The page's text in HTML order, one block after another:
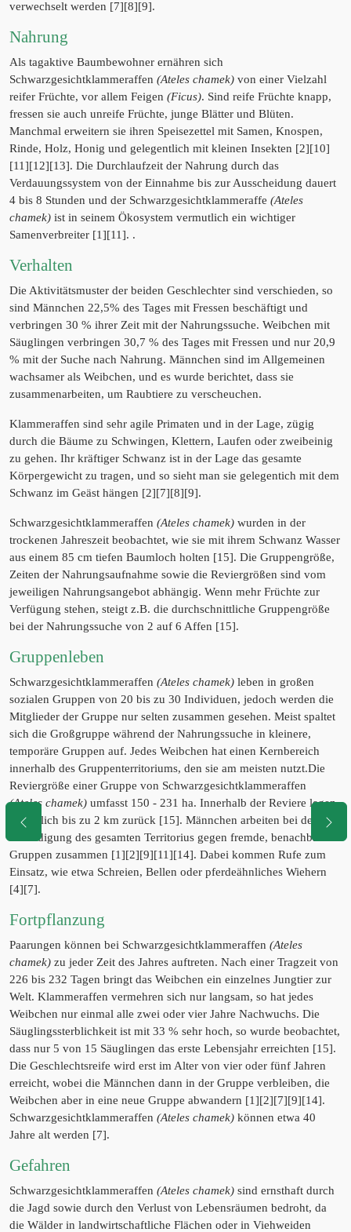
verwechselt werden [7][8][9].
Nahrung
Als tagaktive Baumbewohner ernähren sich
Schwarzgesichtklammeraffen (Ateles chamek) von einer Vielzahl
reifer Früchte, vor allem Feigen (Ficus). Sind reife Früchte knapp,
fressen sie auch unreife Früchte, junge Blätter und Blüten.
Manchmal erweitern sie ihren Speisezettel mit Samen, Knospen,
Rinde, Holz, Honig und gelegentlich mit kleinen Insekten [2][10]
[11][12][13]. Die Durchlaufzeit der Nahrung durch das
Verdauungssystem von der Einnahme bis zur Ausscheidung dauert
4 bis 8 Stunden und der Schwarzgesichtklammeraffe (Ateles
chamek) ist in seinem Ökosystem vermutlich ein wichtiger
Samenverbreiter [1][11]. .
Verhalten
Die Aktivitätsmuster der beiden Geschlechter sind verschieden, so
sind Männchen 22,5% des Tages mit Fressen beschäftigt und
verbringen 30 % ihrer Zeit mit der Nahrungssuche. Weibchen mit
Säuglingen verbringen 30,7 % des Tages mit Fressen und nur 20,9
% mit der Suche nach Nahrung. Männchen sind im Allgemeinen
wachsamer als Weibchen, und es wurde berichtet, dass sie
zusammenarbeiten, um Raubtiere zu verscheuchen.
Klammeraffen sind sehr agile Primaten und in der Lage, zügig
durch die Bäume zu Schwingen, Klettern, Laufen oder zweibeinig
zu gehen. Ihr kräftiger Schwanz ist in der Lage das gesamte
Körpergewicht zu tragen, und so sieht man sie gelegentich mit dem
Schwanz im Geäst hängen [2][7][8][9].
Schwarzgesichtklammeraffen (Ateles chamek) wurden in der
trockenen Jahreszeit beobachtet, wie sie mit ihrem Schwanz Wasser
aus einem 85 cm tiefen Baumloch holten [15]. Die Gruppengröße,
Zeiten der Nahrungsaufnahme sowie die Reviergrößen sind vom
jeweiligen Nahrungsangebot abhängig. Wenn mehr Früchte zur
Verfügung stehen, steigt z.B. die durchschnittliche Gruppengröße
bei der Nahrungssuche von 2 auf 6 Affen [15].
Gruppenleben
Schwarzgesichtklammeraffen (Ateles chamek) leben in großen
sozialen Gruppen von 20 bis zu 30 Individuen, jedoch werden die
Mitglieder der Gruppe nur selten zusammen gesehen. Meist spaltet
sich die Großgruppe während der Nahrungssuche in kleinere,
temporäre Gruppen auf. Jedes Weibchen hat einen Kernbereich
innerhalb des Gruppenterritoriums, den sie am meisten nutzt.Die
Reviergröße einer Gruppe von Schwarzgesichtklammeraffen
(Ateles chamek) umfasst 150 - 231 ha. Innerhalb der Reviere legen
sie täglich bis zu 2 km zurück [15]. Männchen arbeiten bei der
Verteidigung des gesamten Territorius gegen fremde, benachbarte
Gruppen zusammen [1][2][9][11][14]. Dabei kommen Rufe zum
Einsatz, wie etwa Schreien, Bellen oder pferdeähnliches Wiehern
[4][7].
Fortpflanzung
Paarungen können bei Schwarzgesichtklammeraffen (Ateles
chamek) zu jeder Zeit des Jahres auftreten. Nach einer Tragzeit von
226 bis 232 Tagen bringt das Weibchen ein einzelnes Jungtier zur
Welt. Klammeraffen vermehren sich nur langsam, so hat jedes
Weibchen nur einmal alle zwei oder vier Jahre Nachwuchs. Die
Säuglingssterblichkeit ist mit 33 % sehr hoch, so wurde beobachtet,
dass nur 5 von 15 Säuglingen das erste Lebensjahr erreichten [15].
Die Geschlechtsreife wird erst im Alter von vier oder fünf Jahren
erreicht, wobei die Männchen dann in der Gruppe verbleiben, die
Weibchen aber in eine neue Gruppe abwandern [1][2][7][9][14].
Schwarzgesichtklammeraffen (Ateles chamek) können etwa 40
Jahre alt werden [7].
Gefahren
Schwarzgesichtklammeraffen (Ateles chamek) sind ernsthaft durch
die Jagd sowie durch den Verlust von Lebensräumen bedroht, da
die Wälder in landwirtschaftliche Flächen oder in Viehweiden